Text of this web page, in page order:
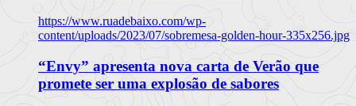
https://www.ruadebaixo.com/wp-
content/uploads/2023/07/sobremesa-golden-hour-335x256.jpg
“Envy” apresenta nova carta de Verão que
promete ser uma explosão de sabores